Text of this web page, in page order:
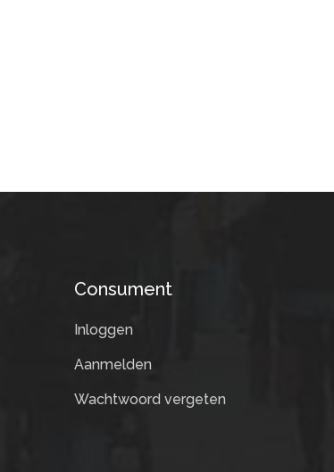
Consument
Inloggen
Aanmelden
Wachtwoord vergeten